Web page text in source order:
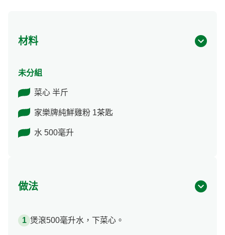
材料
未分組
菜心 半斤
家樂牌純鮮雞粉 1茶匙
水 500毫升
做法
煲滾500毫升水，下菜心。